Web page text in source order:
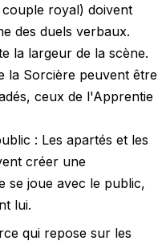
royal) doivent
des duels verbaux.
la largeur de la scène.
la Sorcière peuvent être
ceux de l'Apprentie
: Les apartés et les
créer une
se joue avec le public,
lui.
qui repose sur les